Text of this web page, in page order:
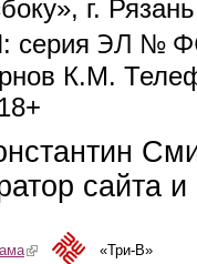
г.
серия ЭЛ №
К.М.
e-mail)
сайта
(link is external)«Три-В»